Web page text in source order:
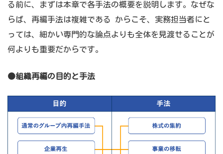
る前に、まずは本章で各手法の概要を説明します。なぜな
らば、再編手法は複雑である からこそ、実務担当者にと
っては、細かい専門的な論点よりも全体を見渡せることが
何よりも重要だからです。
●組織再編の目的と手法